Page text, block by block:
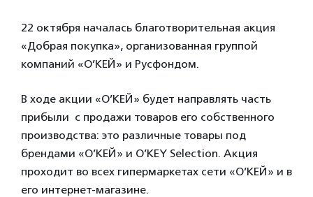
22 октября началась благотворительная акция
«Добрая покупка», организованная группой
компаний «О’КЕЙ» и Русфондом.
В ходе акции «О’КЕЙ» будет направлять часть
прибыли с продажи товаров его собственного
производства: это различные товары под
брендами «О’КЕЙ» и O’KEY Selection. Акция
проходит во всех гипермаркетах сети «О’КЕЙ» и в
его интернет-магазине.